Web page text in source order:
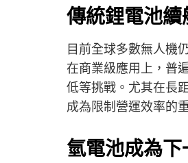
傳統鋰電池
目前全球多數無人機
在商業級應用上，普
低等挑戰。尤其在長
成為限制營運效率的
氫電池成為